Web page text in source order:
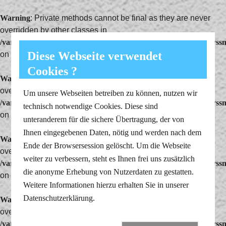
Warning: Private methods cannot be final as they are never
overridden by other classes in
/var/www/vhosts/farbenklang.com/httpdocs/public/system/
on line
305
Warning: Private methods cannot be final as they are never
overridden by other classes in
/var/www/vhosts/farbenklang.com/httpdocs/public/system/
on line
Warning
: Private methods cannot be final as they are never
overridden by other classes in
/var/www/vhosts/farbenklang.com/httpdocs/public/system/
on line796
Warning: Private methods cannot be final as they are never
overridden by other classes in
/var/www/vhosts/farbenklang.com/httpdocs/public/system/
Diese Webseite verwendet
Cookies ?
Um unsere Webseiten betreiben zu können, nutzen wir
technisch notwendige Cookies. Diese sind
unteranderem für die sichere Übertragung, der von
Ihnen eingegebenen Daten, nötig und werden nach dem
Ende der Browsersession gelöscht. Um die Webseite
weiter zu verbessern, steht es Ihnen frei uns zusätzlich
die anonyme Erhebung von Nutzerdaten zu gestatten.
Weitere Informationen hierzu erhalten Sie in unserer
Datenschutzerklärung.